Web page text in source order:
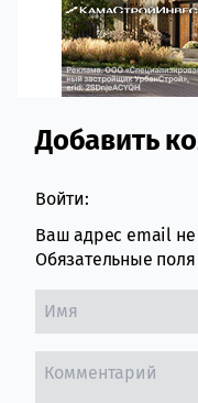
Добавить
Войти:
Ваш адрес email не
Обязательные